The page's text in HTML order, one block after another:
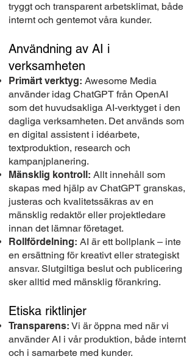
tryggt och transparent arbetsklimat, både
internt och gentemot våra kunder.
Användning av AI i
verksamheten
Primärt verktyg: Awesome Media
använder idag ChatGPT från OpenAI
som det huvudsakliga AI-verktyget i den
dagliga verksamheten. Det används som
en digital assistent i idéarbete,
textproduktion, research och
kampanjplanering.
Mänsklig kontroll: Allt innehåll som
skapas med hjälp av ChatGPT granskas,
justeras och kvalitetssäkras av en
mänsklig redaktör eller projektledare
innan det lämnar företaget.
Rollfördelning: AI är ett bollplank – inte
en ersättning för kreativt eller strategiskt
ansvar. Slutgiltiga beslut och publicering
sker alltid med mänsklig förankring.
Etiska riktlinjer
Transparens: Vi är öppna med när vi
använder AI i vår produktion, både internt
och i samarbete med kunder.